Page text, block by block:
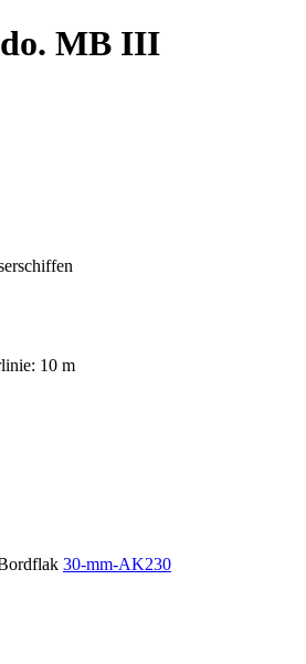
MB III
10 m
30-mm-AK230